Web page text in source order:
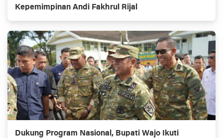
Kepemimpinan Andi Fakhrul Rijal
Dukung Program Nasional, Bupati Wajo Ikuti